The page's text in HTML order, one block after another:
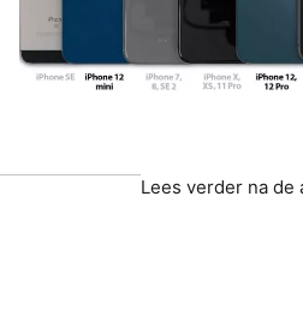
Lees verder na de